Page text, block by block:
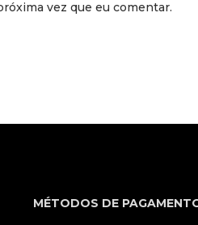
vez que eu comentar.
MÉTODOS DE